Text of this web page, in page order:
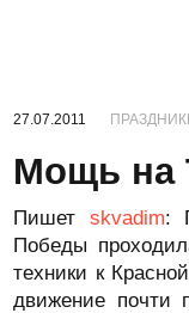
27.07.2011
Мощь на
Пишет skvadim:
Победы
техники к
движение почти